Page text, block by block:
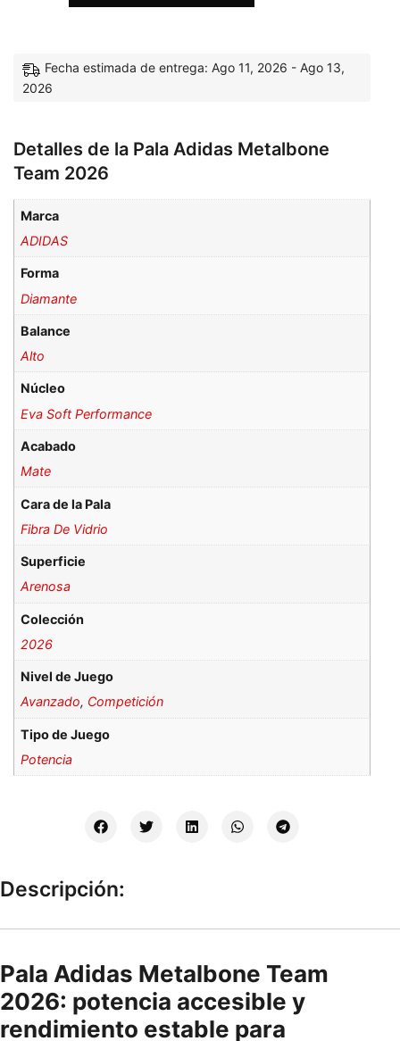
Fecha estimada de entrega: Ago 11, 2026 - Ago 13,
2026
Detalles de la Pala Adidas Metalbone
Team 2026
Marca
ADIDAS
Forma
Diamante
Balance
Alto
Núcleo
Eva Soft Performance
Acabado
Mate
Cara de la Pala
Fibra De Vidrio
Superficie
Arenosa
Colección
2026
Nivel de Juego
Avanzado, Competición
Tipo de Juego
Potencia
Descripción:
Pala Adidas Metalbone Team
2026: potencia accesible y
rendimiento estable para